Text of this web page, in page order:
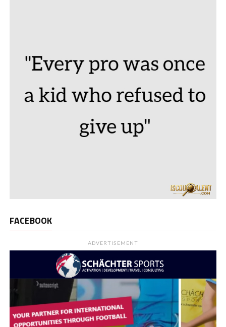
FACEBOOK
ADVERTISEMENT